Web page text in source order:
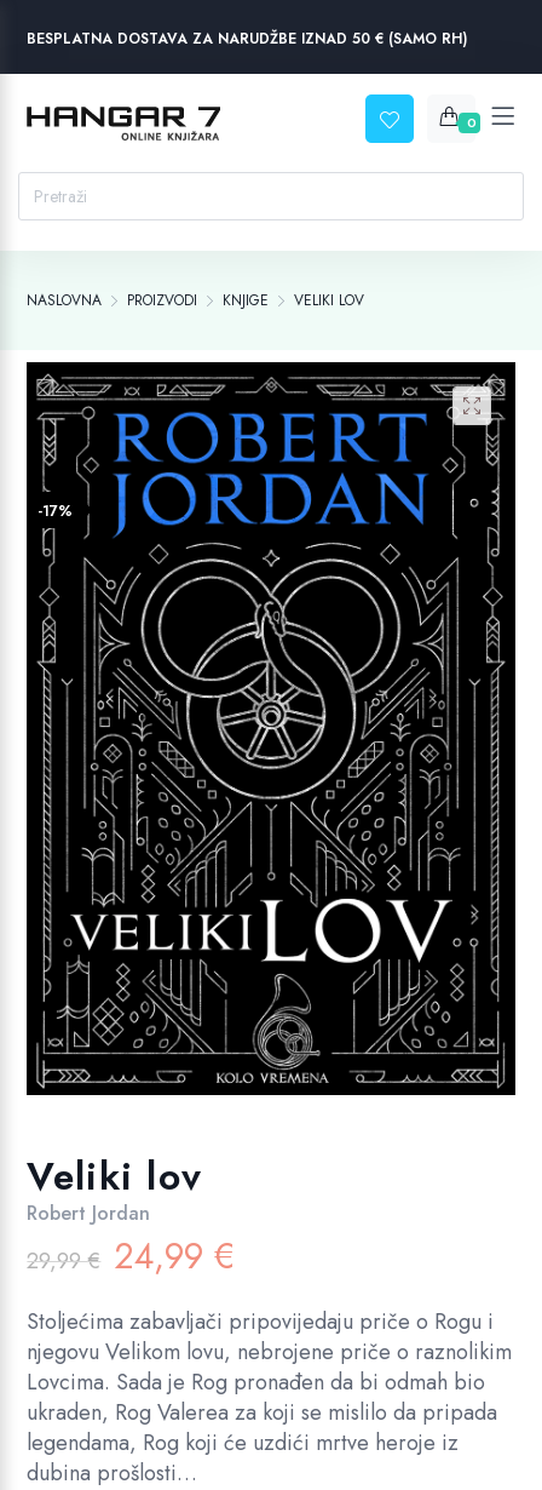
BESPLATNA DOSTAVA ZA NARUDŽBE IZNAD 50 € (SAMO RH)
0
NASLOVNA PROIZVODI KNJIGE VELIKI LOV
-17%
Veliki lov
Robert Jordan
29,99€ Izvorna
cijena
bila
je:
29,99 €.
24,99€
je:
24,99 €.
Stoljećima zabavljači pripovijedaju priče o Rogu i
njegovu Velikom lovu, nebrojene priče o raznolikim
Lovcima. Sada je Rog pronađen da bi odmah bio
ukraden, Rog Valerea za koji se mislilo da pripada
legendama, Rog koji će uzdići mrtve heroje iz
dubina prošlosti…